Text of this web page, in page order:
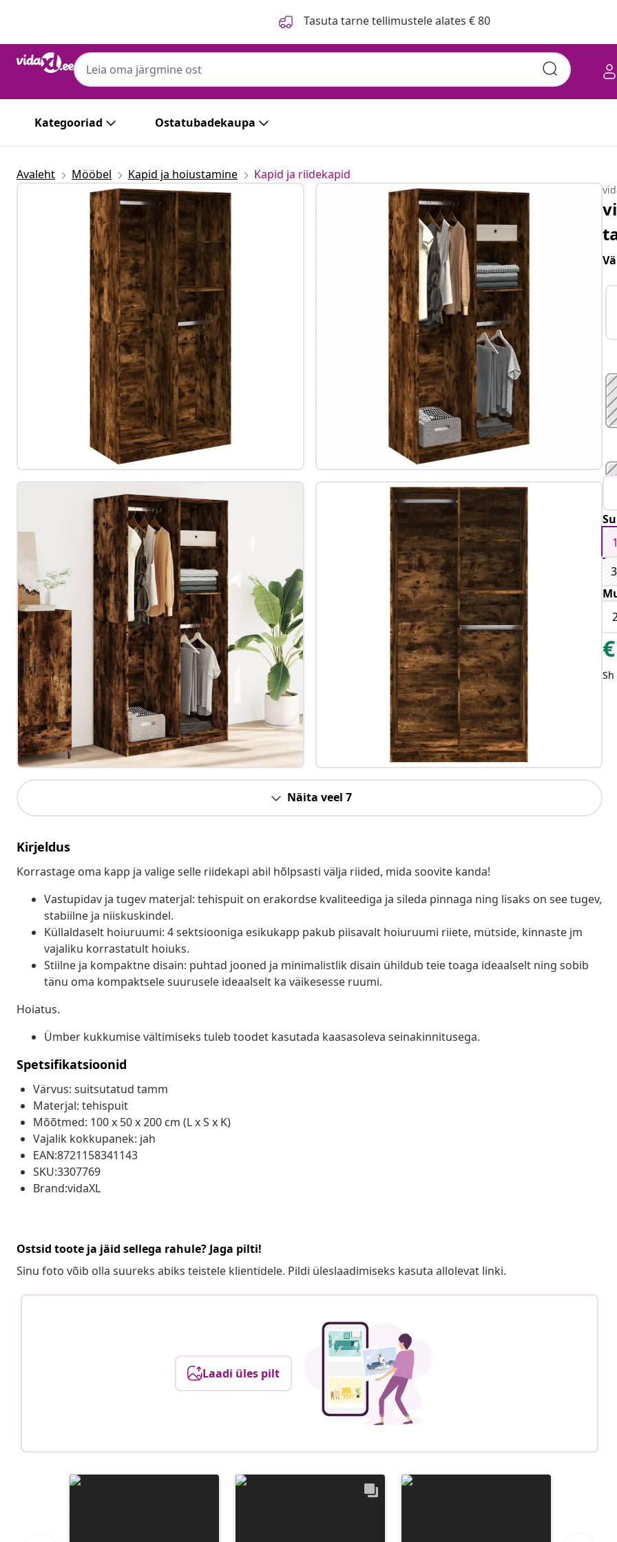
Tasuta tarne tellimustele alates € 80
Kategooriad Ostatubadekaupa
Avaleht Mööbel Kapid ja hoiustamine Kapid ja riidekapid
Näita veel 7
Kirjeldus
Korrastage oma kapp ja valige selle riidekapi abil hõlpsasti välja riided, mida soovite kanda!
Vastupidav ja tugev materjal: tehispuit on erakordse kvaliteediga ja sileda pinnaga ning lisaks on see tugev,
stabiilne ja niiskuskindel.
Küllaldaselt hoiuruumi: 4 sektsiooniga esikukapp pakub piisavalt hoiuruumi riiete, mütside, kinnaste jm
vajaliku korrastatult hoiuks.
Stiilne ja kompaktne disain: puhtad jooned ja minimalistlik disain ühildub teie toaga ideaalselt ning sobib
tänu oma kompaktsele suurusele ideaalselt ka väikesesse ruumi.
Hoiatus.
Ümber kukkumise vältimiseks tuleb toodet kasutada kaasasoleva seinakinnitusega.
Spetsifikatsioonid
Värvus: suitsutatud tamm
Materjal: tehispuit
Mõõtmed: 100 x 50 x 200 cm (L x S x K)
Vajalik kokkupanek: jah
EAN:8721158341143
SKU:3307769
Brand:vidaXL
Ostsid toote ja jäid sellega rahule? Jaga pilti!
Sinu foto võib olla suureks abiks teistele klientidele. Pildi üleslaadimiseks kasuta allolevat linki.
Laadi üles pilt
€
Sh